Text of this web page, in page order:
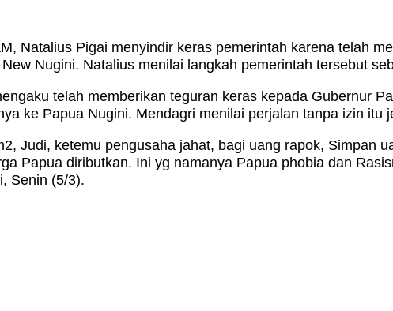
Natalius Pigai menyindir keras pemerintah karena telah
Nugini. Natalius menilai langkah pemerintah tersebut
telah memberikan teguran keras kepada Gubernur
ke Papua Nugini. Mendagri menilai perjalan tanpa izin itu
Judi, ketemu pengusaha jahat, bagi uang rapok, Simpan
Papua diributkan. Ini yg namanya Papua phobia dan
Senin (5/3).